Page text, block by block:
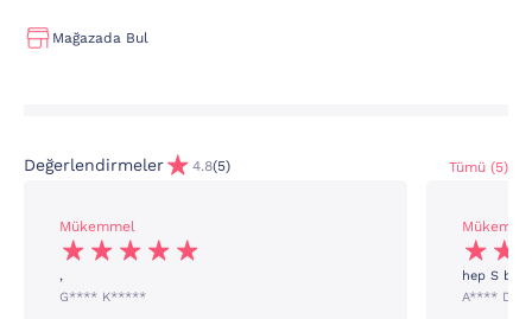
Mağazada Bul
Değerlendirmeler 4.8(5) Tümü (5)
Mükemmel
,
G**** K*****
hep S
A****